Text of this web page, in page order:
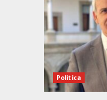
Politica